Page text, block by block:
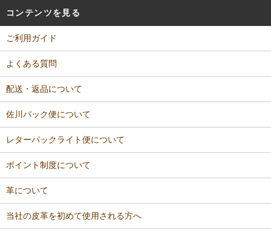
コンテンツを見る
ご利用ガイド
よくある質問
配送・返品について
佐川パック便について
レターパックライト便について
ポイント制度について
革について
当社の皮革を初めて使用される方へ